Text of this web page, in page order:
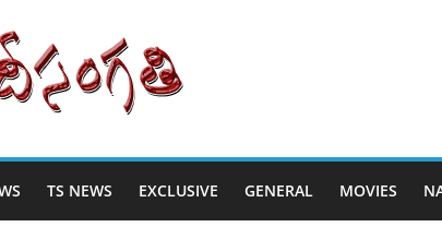
TS NEWS EXCLUSIVE GENERAL MOVIES